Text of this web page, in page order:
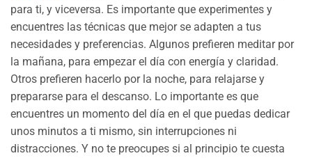
para ti, y viceversa. Es importante que experimentes y
encuentres las técnicas que mejor se adapten a tus
necesidades y preferencias. Algunos prefieren meditar por
la mañana, para empezar el día con energía y claridad.
Otros prefieren hacerlo por la noche, para relajarse y
prepararse para el descanso. Lo importante es que
encuentres un momento del día en el que puedas dedicar
unos minutos a ti mismo, sin interrupciones ni
distracciones. Y no te preocupes si al principio te cuesta